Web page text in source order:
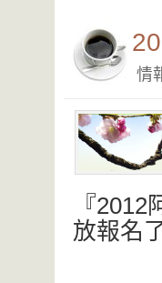
情
『
放報名